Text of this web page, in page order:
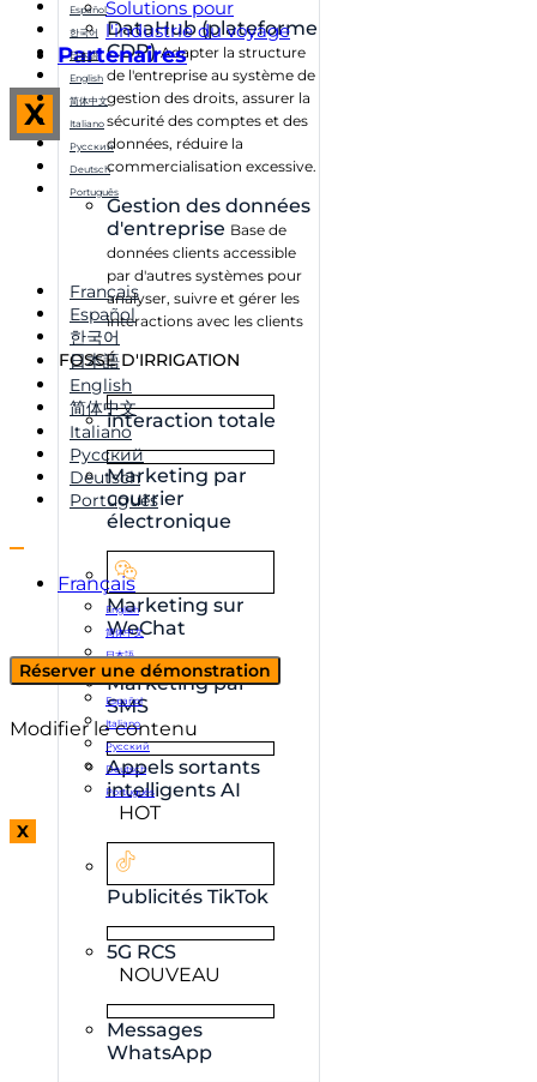
DataHub (plateforme
CDP) Adapter la structure
de l'entreprise au système de
gestion des droits, assurer la
sécurité des comptes et des
données, réduire la
commercialisation excessive.
Gestion des données
d'entreprise Base de
données clients accessible
par d'autres systèmes pour
analyser, suivre et gérer les
interactions avec les clients
FOSSÉ D'IRRIGATION
interaction totale
Marketing par
courrier
électronique
Marketing sur
WeChat
Marketing par
SMS
Appels sortants
intelligents AI
HOT
Publicités TikTok
5G RCS
NOUVEAU
Messages
WhatsApp
Solutions pour
l'industrie du voyage
Partenaires
X
Español
한국어
日本語
English
简体中文
Italiano
Русский
Deutsch
Português
Français
Español
한국어
日本語
English
简体中文
Italiano
Русский
Deutsch
Português
Français
English
简体中文
日本語
한국어
Español
Italiano
Русский
Deutsch
Português
X
Réserver une démonstration
Modifier le contenu